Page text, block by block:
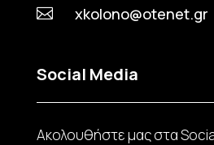
 xkolono@otenet.gr
Social Media
Ακολουθήστε μας στα